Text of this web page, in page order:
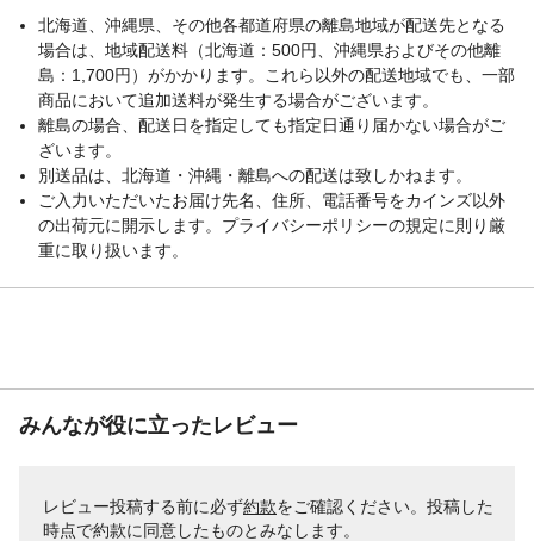
北海道、沖縄県、その他各都道府県の離島地域が配送先となる
場合は、地域配送料（北海道：500円、沖縄県およびその他離
島：1,700円）がかかります。これら以外の配送地域でも、一部
商品において追加送料が発生する場合がございます。
離島の場合、配送日を指定しても指定日通り届かない場合がご
ざいます。
別送品は、北海道・沖縄・離島への配送は致しかねます。
ご入力いただいたお届け先名、住所、電話番号をカインズ以外
の出荷元に開示します。プライバシーポリシーの規定に則り厳
重に取り扱います。
みんなが役に立ったレビュー
レビュー投稿する前に必ず約款をご確認ください。投稿した
時点で約款に同意したものとみなします。